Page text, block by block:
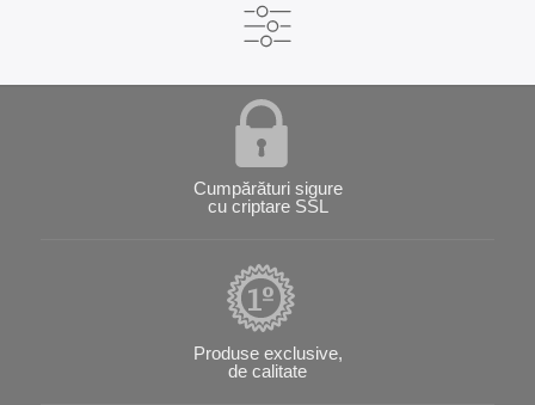
Cumpărături sigure
cu criptare SSL
Produse exclusive,
de calitate